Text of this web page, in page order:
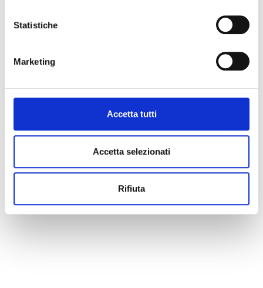
Statistiche
Marketing
Accetta tutti
Accetta selezionati
Rifiuta